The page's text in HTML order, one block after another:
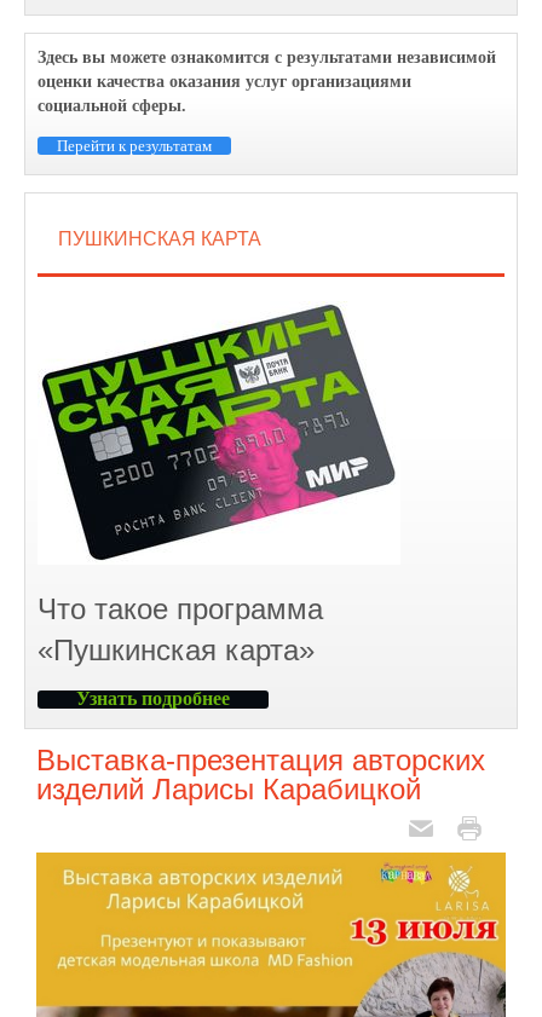
Здесь вы можете ознакомится с результатами независимой
оценки качества оказания услуг организациями
социальной сферы.
Перейти к результатам
ПУШКИНСКАЯ КАРТА
Что такое программа
«Пушкинская карта»
Узнать подробнее
Выставка-презентация авторских
изделий Ларисы Карабицкой